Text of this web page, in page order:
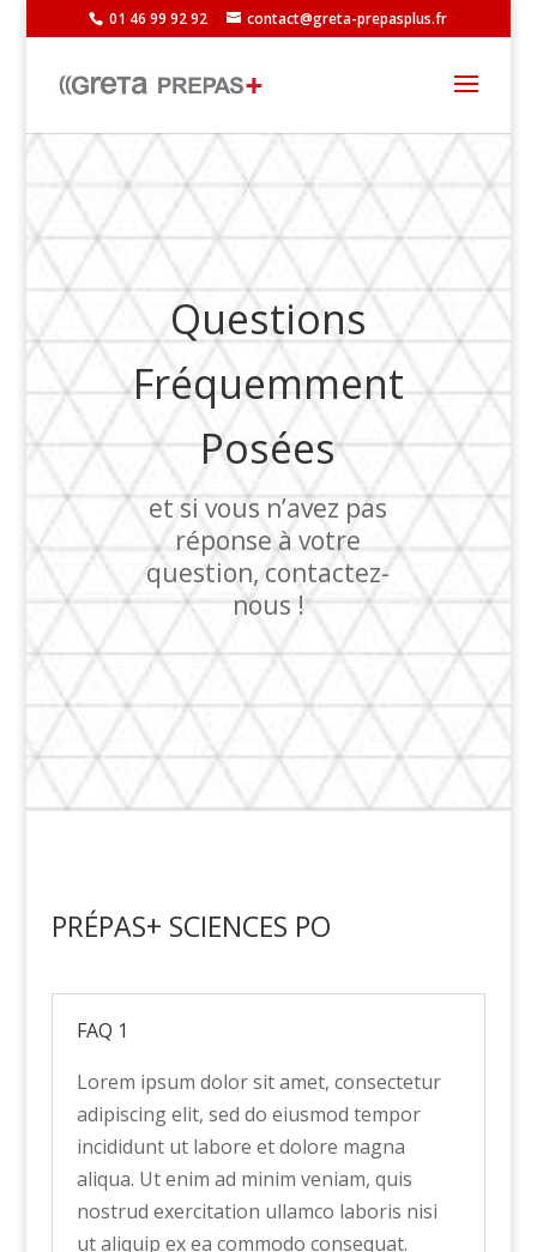
01 46 99 92 92 contact@greta-prepasplus.fr
Questions
Fréquemment
Posées
et si vous n’avez pas
réponse à votre
question, contactez-
nous !
PRÉPAS+ SCIENCES PO
FAQ 1
Lorem ipsum dolor sit amet, consectetur
adipiscing elit, sed do eiusmod tempor
incididunt ut labore et dolore magna
aliqua. Ut enim ad minim veniam, quis
nostrud exercitation ullamco laboris nisi
ut aliquip ex ea commodo consequat.